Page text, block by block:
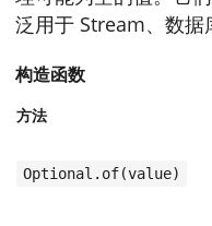
泛用于 Stream、数据
构造函数
方法
Optional.of(value)